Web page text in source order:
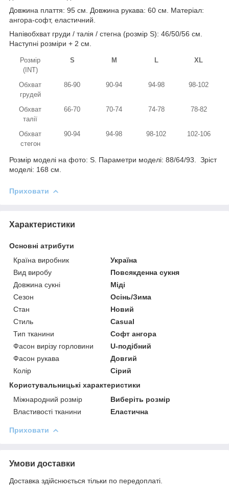
Довжина плаття: 95 см. Довжина рукава: 60 см. Матеріал:
ангора-софт, еластичний.
Напівобхват груди / талія / стегна (розмір S): 46/50/56 см.
Наступні розміри + 2 см.
Розмір
(INT)
S M L XL
Обхват
грудей
86-90 90-94 94-98 98-102
Обхват
талії
66-70 70-74 74-78 78-82
Обхват
стегон
90-94 94-98 98-102 102-106
Розмір моделі на фото: S. Параметри моделі: 88/64/93. Зріст
моделі: 168 см.
Приховати
Характеристики
Основні атрибути
Країна виробник
Україна
Вид виробу
Повсякденна сукня
Довжина сукні
Міді
Сезон
Осінь/Зима
Стан
Новий
Стиль
Casual
Тип тканини
Софт ангора
Фасон вирізу горловини
U-подібний
Фасон рукава
Довгий
Колір
Сірий
Користувальницькі характеристики
Міжнародний розмір
Виберіть розмір
Властивості тканини
Еластична
Приховати
Умови доставки
Доставка здійснюється тільки по передоплаті.